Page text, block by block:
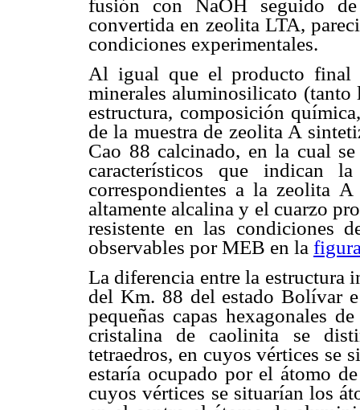
fusión con NaOH seguido
convertida en zeolita LTA,
condiciones experimentales.
Al igual que el producto final
minerales aluminosilicato
estructura, composición
de la muestra de zeolita A
Cao 88 calcinado, en la cual
característicos que indican
correspondientes a la zeolita
altamente alcalina y el cuarzo
resistente en las condiciones
observables por MEB en la
La diferencia entre la estructura
del Km. 88 del estado Bolívar
pequeñas capas hexagonales
cristalina de caolinita se
tetraedros, en cuyos vértices se
estaría ocupado por el átomo
cuyos vértices se situarían los